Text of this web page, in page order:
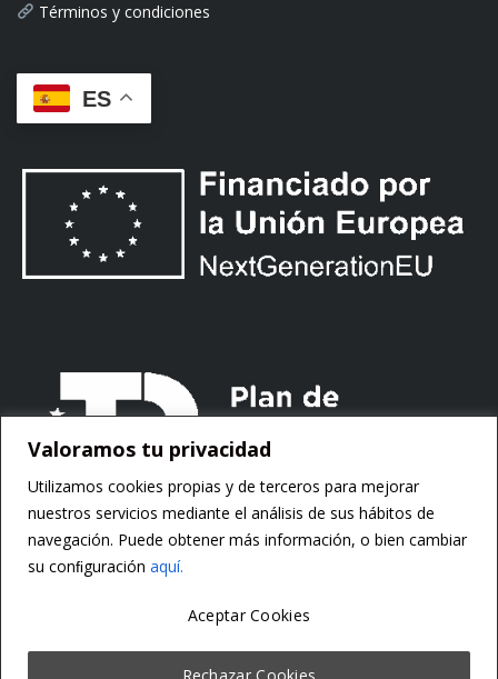
Valoramos tu privacidad
Utilizamos cookies propias y de terceros para mejorar
nuestros servicios mediante el análisis de sus hábitos de
navegación. Puede obtener más información, o bien cambiar
su conﬁguración aquí.
Rechazar Cookies
Aceptar Cookies
Términos y condiciones
ES